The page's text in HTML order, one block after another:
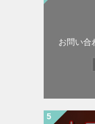
お問い合